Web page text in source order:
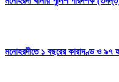
মনোহরদীতে ১ বছরের কারাদণ্ড ও ৯৭